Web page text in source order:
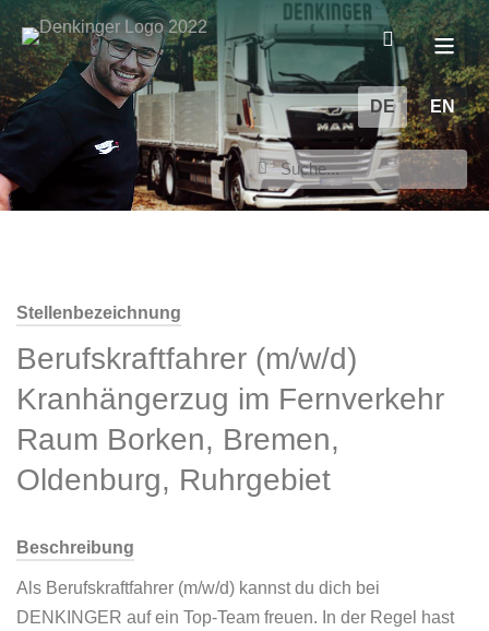
DE EN
Stellenbezeichnung
Berufskraftfahrer (m/w/d)
Kranhängerzug im Fernverkehr
Raum Borken, Bremen,
Oldenburg, Ruhrgebiet
Beschreibung
Als Berufskraftfahrer (m/w/d) kannst du dich bei
DENKINGER auf ein Top-Team freuen. In der Regel hast